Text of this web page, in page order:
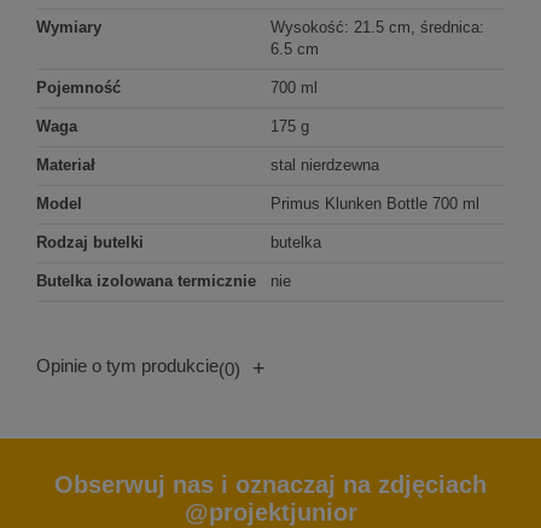
Wymiary
Wysokość: 21.5 cm, średnica:
6.5 cm
Pojemność 700 ml
Waga 175 g
Materiał stal nierdzewna
Model Primus Klunken Bottle 700 ml
Rodzaj butelki butelka
Butelka izolowana termicznie nie
Opinie o tym produkcie(0) +
Obserwuj nas i oznaczaj na zdjęciach
@projektjunior